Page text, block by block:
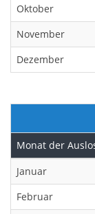
Oktober
November
Dezember
Monat der
Januar
Februar